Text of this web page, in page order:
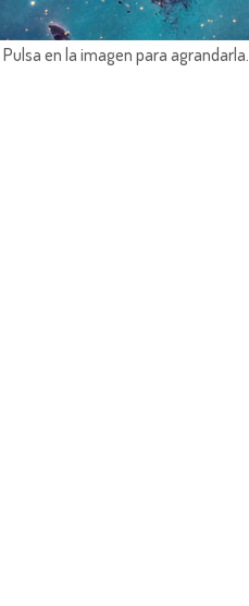
Pulsa en la imagen para agrandarla.